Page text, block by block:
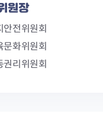
원장
안전위원회
문화위원회
권리위원회